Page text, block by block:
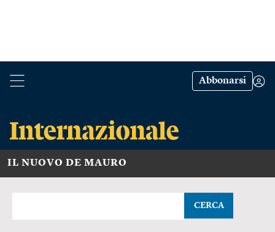
Abbonarsi
IL NUOVO DE MAURO
CERCA